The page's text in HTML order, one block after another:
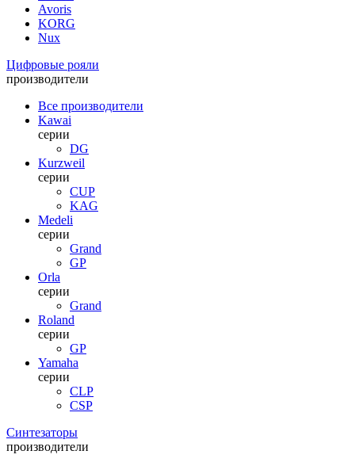
Avoris
KORG
Nux
Цифровые рояли
производители
Все производители
Kawai
серии
DG
Kurzweil
серии
CUP
KAG
Medeli
серии
Grand
GP
Orla
серии
Grand
Roland
серии
GP
Yamaha
серии
CLP
CSP
Синтезаторы
производители